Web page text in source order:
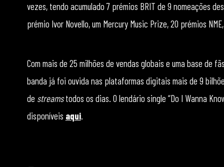
vezes, tendo acumulado 7 prémios BRIT de 9 nomeações
prémio Ivor Novello, um Mercury Music Prize, 20 prémios
Com mais de 25 milhões de vendas globais e uma base de
banda já foi ouvida nas plataformas digitais mais de 9
de streamstodos os dias. O lendário single “Do I Wanna
disponíveis aqui.